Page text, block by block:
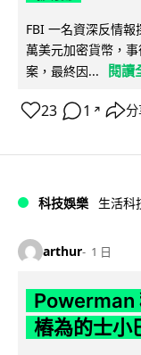
FBI 一名資深反情
萬美元加密貨幣，
案，最終因...
閱讀
23 1 ↗
科技娛樂 生活科
arthur 1 日
Powerman
樁為的士小